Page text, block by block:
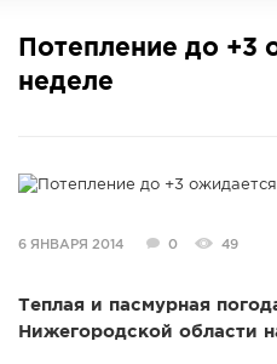
НОВОСТИ
СПРАВОЧНИК
СПРАВКА
КОНКУРСЫ
Потепление до +3
неделе
6 ЯНВАРЯ 2014 0 49
Теплая и пасмурная
Нижегородской области